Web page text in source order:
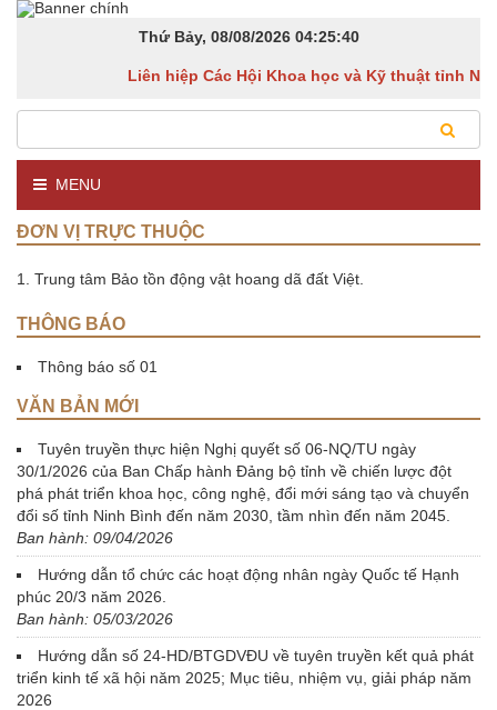
Thứ Bảy, 08/08/2026 04:25:40
Liên hiệp Các Hội Khoa học và Kỹ thuật tỉnh
MENU
ĐƠN VỊ TRỰC THUỘC
1. Trung tâm Bảo tồn động vật hoang dã đất Việt.
THÔNG BÁO
Thông báo số 01
VĂN BẢN MỚI
Tuyên truyền thực hiện Nghị quyết số 06-NQ/TU ngày
30/1/2026 của Ban Chấp hành Đảng bộ tỉnh về chiến lược đột
phá phát triển khoa học, công nghệ, đổi mới sáng tạo và chuyển
đổi số tỉnh Ninh Bình đến năm 2030, tầm nhìn đến năm 2045.
Ban hành: 09/04/2026
Hướng dẫn tổ chức các hoạt động nhân ngày Quốc tế Hạnh
phúc 20/3 năm 2026.
Ban hành: 05/03/2026
Hướng dẫn số 24-HD/BTGDVĐU về tuyên truyền kết quả phát
triển kinh tế xã hội năm 2025; Mục tiêu, nhiệm vụ, giải pháp năm
2026